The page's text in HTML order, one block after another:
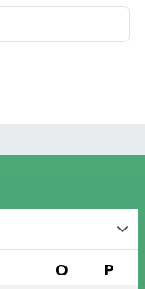
O P